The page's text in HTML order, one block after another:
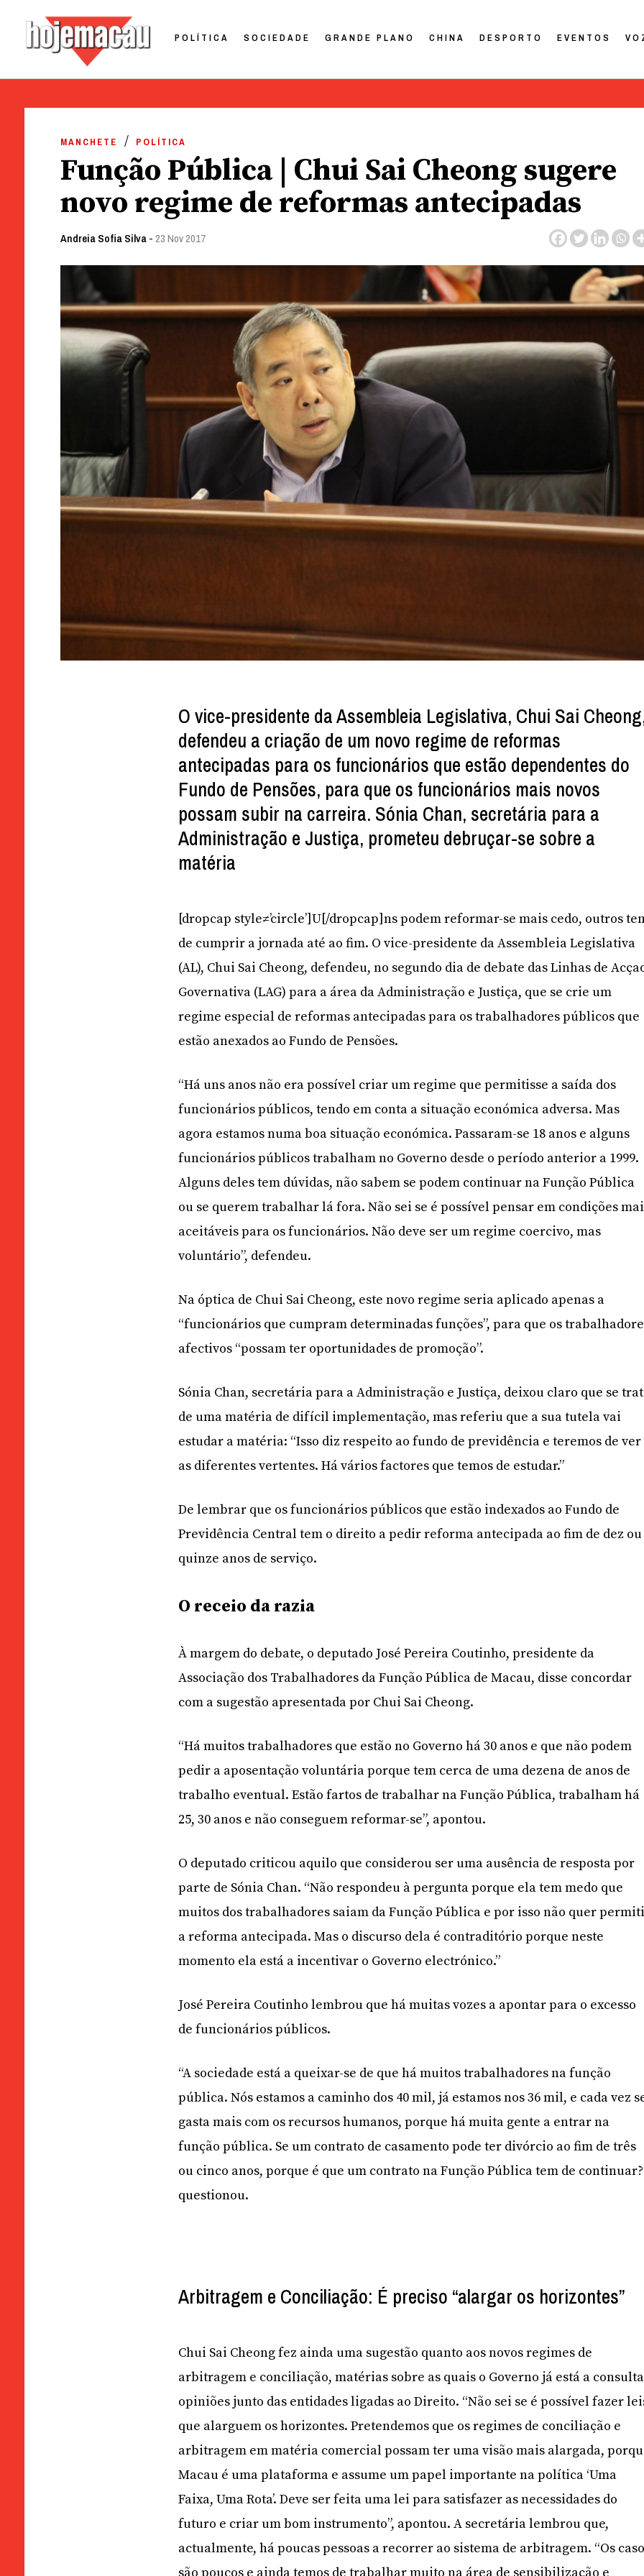
POLÍTICA SOCIEDADE GRANDE PLANO CHINA DESPORTO EVENTOS
MANCHETE POLÍTICA
Função Pública | Chui Sai Cheong sugere
novo regime de reformas antecipadas
Andreia Sofia Silva- 23 Nov 2017
O vice-presidente da Assembleia Legislativa, Chui Sai
defendeu a criação de um novo regime de reformas
antecipadas para os funcionários que estão dependentes do
Fundo de Pensões, para que os funcionários mais novos
possam subir na carreira. Sónia Chan, secretária para a
Administração e Justiça, prometeu debruçar-se sobre a
matéria
[dropcap style≠’circle’]U[/dropcap]ns podem reformar-se mais cedo, outros
de cumprir a jornada até ao fim. O vice-presidente da Assembleia Legislativa
(AL), Chui Sai Cheong, defendeu, no segundo dia de debate das Linhas de
Governativa (LAG) para a área da Administração e Justiça, que se crie um
regime especial de reformas antecipadas para os trabalhadores públicos que
estão anexados ao Fundo de Pensões.
“Há uns anos não era possível criar um regime que permitisse a saída dos
funcionários públicos, tendo em conta a situação económica adversa. Mas
agora estamos numa boa situação económica. Passaram-se 18 anos e alguns
funcionários públicos trabalham no Governo desde o período anterior a 1999.
Alguns deles tem dúvidas, não sabem se podem continuar na Função Pública
ou se querem trabalhar lá fora. Não sei se é possível pensar em condições
aceitáveis para os funcionários. Não deve ser um regime coercivo, mas
voluntário”, defendeu.
Na óptica de Chui Sai Cheong, este novo regime seria aplicado apenas a
“funcionários que cumpram determinadas funções”, para que os
afectivos “possam ter oportunidades de promoção”.
Sónia Chan, secretária para a Administração e Justiça, deixou claro que se
de uma matéria de difícil implementação, mas referiu que a sua tutela vai
estudar a matéria: “Isso diz respeito ao fundo de previdência e teremos de ver
as diferentes vertentes. Há vários factores que temos de estudar.”
De lembrar que os funcionários públicos que estão indexados ao Fundo de
Previdência Central tem o direito a pedir reforma antecipada ao fim de dez ou
quinze anos de serviço.
O receio da razia
À margem do debate, o deputado José Pereira Coutinho, presidente da
Associação dos Trabalhadores da Função Pública de Macau, disse concordar
com a sugestão apresentada por Chui Sai Cheong.
“Há muitos trabalhadores que estão no Governo há 30 anos e que não podem
pedir a aposentação voluntária porque tem cerca de uma dezena de anos de
trabalho eventual. Estão fartos de trabalhar na Função Pública, trabalham há
25, 30 anos e não conseguem reformar-se”, apontou.
O deputado criticou aquilo que considerou ser uma ausência de resposta por
parte de Sónia Chan. “Não respondeu à pergunta porque ela tem medo que
muitos dos trabalhadores saiam da Função Pública e por isso não quer
a reforma antecipada. Mas o discurso dela é contraditório porque neste
momento ela está a incentivar o Governo electrónico.”
José Pereira Coutinho lembrou que há muitas vozes a apontar para o excesso
de funcionários públicos.
“A sociedade está a queixar-se de que há muitos trabalhadores na função
pública. Nós estamos a caminho dos 40 mil, já estamos nos 36 mil, e cada vez
gasta mais com os recursos humanos, porque há muita gente a entrar na
função pública. Se um contrato de casamento pode ter divórcio ao fim de três
ou cinco anos, porque é que um contrato na Função Pública tem de
questionou.
Arbitragem e Conciliação: É preciso “alargar os horizontes”
Chui Sai Cheong fez ainda uma sugestão quanto aos novos regimes de
arbitragem e conciliação, matérias sobre as quais o Governo já está a
opiniões junto das entidades ligadas ao Direito. “Não sei se é possível fazer
que alarguem os horizontes. Pretendemos que os regimes de conciliação e
arbitragem em matéria comercial possam ter uma visão mais alargada,
Macau é uma plataforma e assume um papel importante na política ‘Uma
Faixa, Uma Rota’. Deve ser feita uma lei para satisfazer as necessidades do
futuro e criar um bom instrumento”, apontou. A secretária lembrou que,
actualmente, há poucas pessoas a recorrer ao sistema de arbitragem. “Os